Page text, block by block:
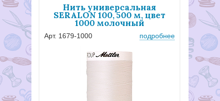
Нить универсальная
SERALON 100, 500 м, цвет
1000 молочный
Арт. 1679-1000 подробнее